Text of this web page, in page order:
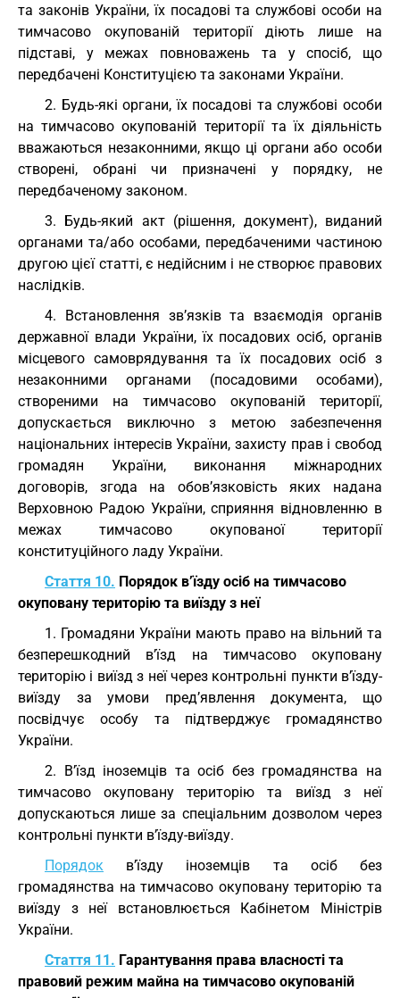
та законів України, їх посадові та службові особи на
тимчасово окупованій території діють лише на
підставі, у межах повноважень та у спосіб, що
передбачені Конституцією та законами України.
2. Будь-які органи, їх посадові та службові особи
на тимчасово окупованій території та їх діяльність
вважаються незаконними, якщо ці органи або особи
створені, обрані чи призначені у порядку, не
передбаченому законом.
3. Будь-який акт (рішення, документ), виданий
органами та/або особами, передбаченими частиною
другою цієї статті, є недійсним і не створює правових
наслідків.
4. Встановлення зв’язків та взаємодія органів
державної влади України, їх посадових осіб, органів
місцевого самоврядування та їх посадових осіб з
незаконними органами (посадовими особами),
створеними на тимчасово окупованій території,
допускається виключно з метою забезпечення
національних інтересів України, захисту прав і свобод
громадян України, виконання міжнародних
договорів, згода на обов’язковість яких надана
Верховною Радою України, сприяння відновленню в
межах тимчасово окупованої території
конституційного ладу України.
Стаття 10. Порядок в’їзду осіб на тимчасово
окуповану територію та виїзду з неї
1. Громадяни України мають право на вільний та
безперешкодний в’їзд на тимчасово окуповану
територію і виїзд з неї через контрольні пункти в’їзду-
виїзду за умови пред’явлення документа, що
посвідчує особу та підтверджує громадянство
України.
2. В’їзд іноземців та осіб без громадянства на
тимчасово окуповану територію та виїзд з неї
допускаються лише за спеціальним дозволом через
контрольні пункти в’їзду-виїзду.
Порядок в’їзду іноземців та осіб без
громадянства на тимчасово окуповану територію та
виїзду з неї встановлюється Кабінетом Міністрів
України.
Стаття 11. Гарантування права власності та
правовий режим майна на тимчасово окупованій